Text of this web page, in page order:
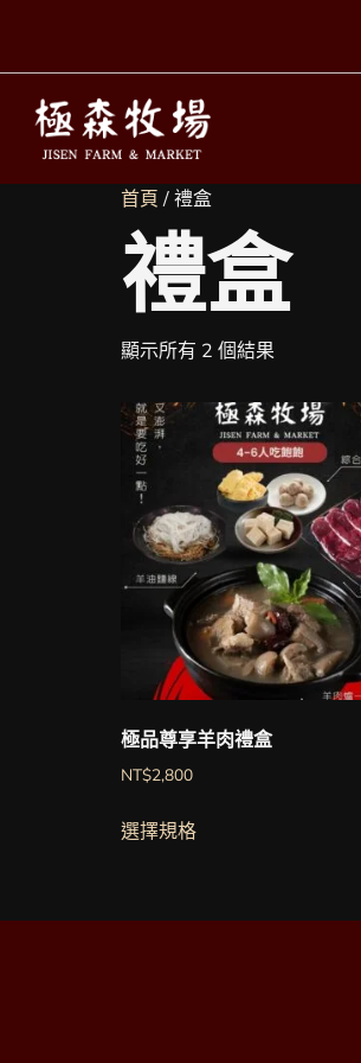
首頁 / 禮盒
禮盒
顯示所有 2 個結果
極品尊享羊肉禮盒
NT$2,800
選擇規格